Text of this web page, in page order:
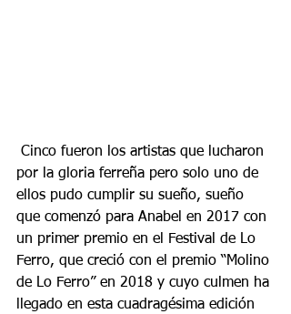
por la gloria ferreña pero solo uno de
ellos pudo cumplir su sueño, sueño
que comenzó para Anabel en 2017 con
un primer premio en el Festival de Lo
Ferro, que creció con el premio “Molino
de Lo Ferro” en 2018 y cuyo culmen ha
llegado en esta cuadragésima edición